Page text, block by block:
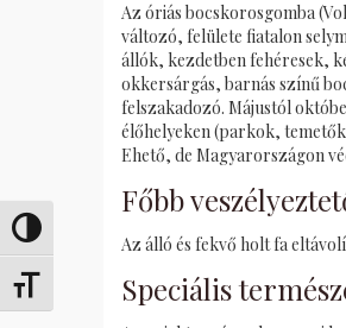
Umschalten auf hohe Kontraste
Schrift vergrößern
Az óriás bocskorosgomba
változó, felülete fiatalon
állók, kezdetben fehéresek,
okkersárgás, barnás színű
felszakadozó. Májustól
élőhelyeken (parkok,
Ehető, de Magyarországon
Főbb
Az álló és fekvő holt fa
Speciális